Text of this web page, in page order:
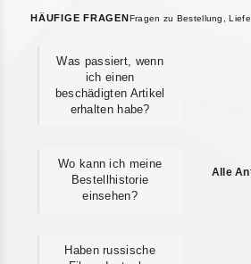
HÄUFIGE FRAGEN Fragen zu Bestellung,
Was passiert, wenn
ich einen
beschädigten Artikel
erhalten habe?
Wo kann ich meine
Bestellhistorie
einsehen?
Haben russische
Alle